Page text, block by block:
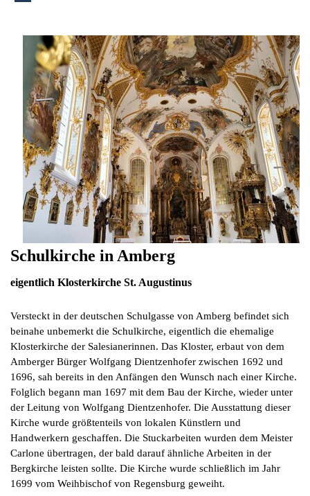
Schulkirche in Amberg
eigentlich Klosterkirche St. Augustinus
Versteckt in der deutschen Schulgasse von Amberg befindet sich
beinahe unbemerkt die Schulkirche, eigentlich die ehemalige
Klosterkirche der Salesianerinnen. Das Kloster, erbaut von dem
Amberger Bürger Wolfgang Dientzenhofer zwischen 1692 und
1696, sah bereits in den Anfängen den Wunsch nach einer Kirche.
Folglich begann man 1697 mit dem Bau der Kirche, wieder unter
der Leitung von Wolfgang Dientzenhofer. Die Ausstattung dieser
Kirche wurde größtenteils von lokalen Künstlern und
Handwerkern geschaffen. Die Stuckarbeiten wurden dem Meister
Carlone übertragen, der bald darauf ähnliche Arbeiten in der
Bergkirche leisten sollte. Die Kirche wurde schließlich im Jahr
1699 vom Weihbischof von Regensburg geweiht.